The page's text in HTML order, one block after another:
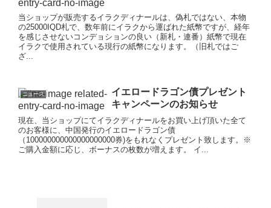
当ショップが販売するイラクディナールは、偽札ではない、本物
の25000IQD札で、数年前にイラクから運ばれた紙幣ですが、経年
を感じさせないコンデョションの良い（新札・連番）紙幣で現在
イラクで使用されている現行の紙幣になります。（旧札ではご
ざ...
ニュース
イエロードラゴン債プレゼント
キャンペーンのお知らせ
現在、当ショップにてイラクディナールをお買い上げ頂いた全て
のお客様に、中国発行のイエロードラゴン債
（100000000000000000000券)をもれなくプレゼント致します。※
ご購入金額に応じ、ボーナスの枚数が増えます。 イ...